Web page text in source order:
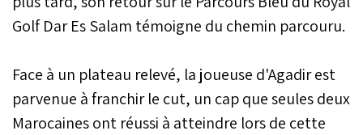
meilleur club du pays.
Golf Dar Es Salam témoigne du chemin parcouru.
Face à un plateau relevé, la joueuse d'Agadir est
parvenue à franchir le cut, un cap que seules deux
Marocaines ont réussi à atteindre lors de cette